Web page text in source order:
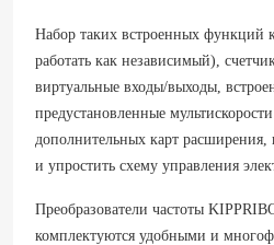
Набор таких встроенных функций
работать как независимый),
виртуальные входы/выходы,
предустановленные
дополнительных карт расширения,
и упростить схему управления
Преобразователи частоты
комплектуются удобными и